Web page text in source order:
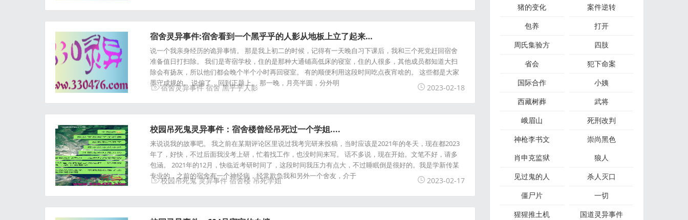
宿舍灵异事件:宿舍看到一个黑乎乎的人影从地板上立了起来…
说一个我亲身经历的诡异事情。 那是我上初二的时候，记得有一天晚自习下课后，我和三个死党赶回宿舍
准备值日打扫除。 我们是寄宿学校，住的是那种大通铺高低床的寝室，住的人很多，其他成员都知道大扫
除会有扬灰，所以他们都会晚个半个小时再回寝室。 有的顺便利用这段时间吃点夜宵啥的。 这些都是大家
墨守成规的。 说偏了，回到正题上。 那一晚，月亮半圆，分外明
宿舍灵异事件 宿舍 黑乎乎人影 2023-02-18
校园吊死鬼灵异事件：宿舍楼曾经吊死过一个学姐....
来说说我的故事吧。 我之前在某期评论区里说过我考完研来投稿，当时应该是2021年的冬天，现在都2023
年了，好快，不过后面我没考上研，忙着找工作，也没时间来写。 话不多说，现在开始。文笔不好，请多
包涵。 2021年的12月，快临近考研时间了，这段时间我压力有点大，不过睡眠倒是很好的。我是学新传某
专业的，之前的宿舍有一个神经病，经常欺负我和另外一个舍友，介于
校园吊死鬼 灵异事件 宿舍楼 吊死学姐 2023-02-17
猪的变化
案件逆转
包养
打开
周氏集验方
四肢
省会
犯下命案
国际合作
小姨
西藏树葬
武将
峨眉山
死刑改判
神枪李书文
崇尚黑色
肖申克监狱
狼人
见过鬼的人
杀人灭口
僵尸片
一切
猩猩推土机
国道灵异事件